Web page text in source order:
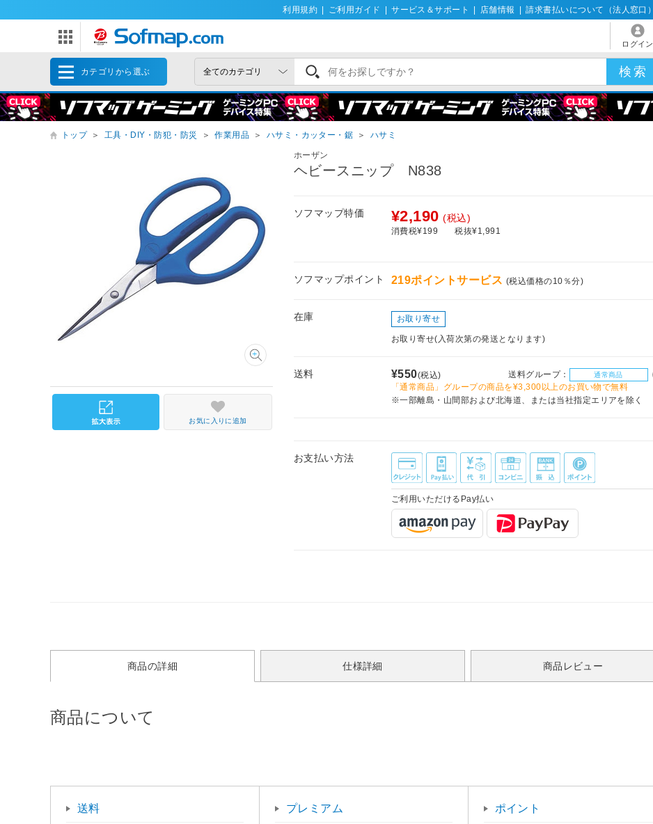
利用規約 ご利用ガイド サービス＆サポート 店舗情報 請求書払いについて（法人窓口）
ログイン
カテゴリから選ぶ
トップ ＞ 工具・DIY・防犯・防災 ＞ 作業用品 ＞ ハサミ・カッター・鋸 ＞ ハサミ
ホーザン
ヘビースニップ N838
ソフマップ特価 ¥2,190 (税込)
消費税¥199 税抜¥1,991
ソフマップポイント 219ポイントサービス (税込価格の10％分)
在庫 お取り寄せ
お取り寄せ(入荷次第の発送となります)
送料 ¥550(税込) 送料グループ： 通常商品
「通常商品」グループの商品を¥3,300以上のお買い物で無料
※一部離島・山間部および北海道、または当社指定エリアを除く
お支払い方法
ご利用いただけるPay払い
お気に入りに追加
商品の詳細 仕様詳細 商品レビュー
商品について
送料 プレミアム ポイント